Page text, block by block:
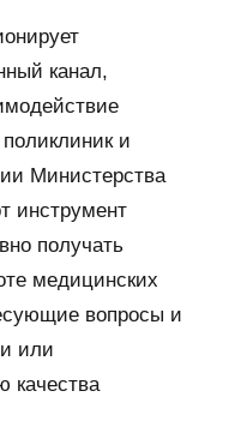
канал,
и
Министерства
инструмент
получать
медицинских
вопросы и
или
качества